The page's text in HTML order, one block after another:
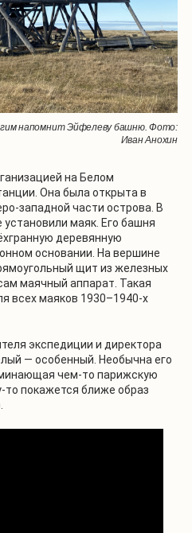
напомнит Эйфелеву башню. Фото:
Иван Анохин
на Белом
Она была открыта в
западной части острова. В
маяк. Его башня
деревянную
основании. На вершине
щит из железных
маячный аппарат. Такая
всех маяков 1930–1940-х
экспедиции и директора
— особенный. Необычна его
чем-то парижскую
покажется ближе образ